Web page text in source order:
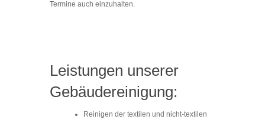
Termine auch einzuhalten.
Leistungen unserer
Gebäudereinigung:
Reinigen der textilen und nicht-textilen